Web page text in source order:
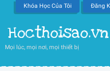
Khóa Học Của Tôi Đăng
Hocthoisao.vn
Mọi lúc, mọi nơi, mọi thiết bị